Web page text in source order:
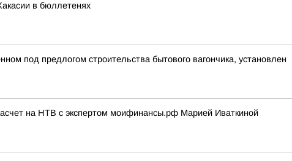
в бюллетенях
под предлогом строительства бытового вагончика, установлен
на НТВ с экспертом моифинансы.рф Марией Иваткиной